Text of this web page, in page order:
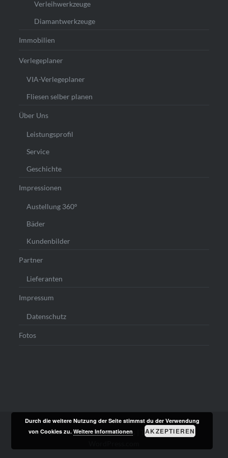
Verleihwerkzeuge
Diamantwerkzeuge
Immobilien
Verlegeplaner
VIA-Verlegeplaner
Fliesen selber planen
Über Uns
Leistungsprofil
Service
Geschichte
Impressionen
Austellung 360°
Bäder
Kundenbilder
Partner
Lieferanten
Impressum
Datenschutz
Fotos
Stolz präsentiert von WordPress
Theme: Dyad von
Durch die weitere Nutzung der Seite stimmst du der Verwendung
von Cookies zu.Weitere Informationen AKZEPTIEREN